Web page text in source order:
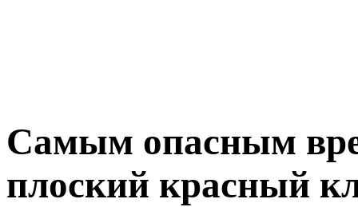
Самым опасным
плоский красный